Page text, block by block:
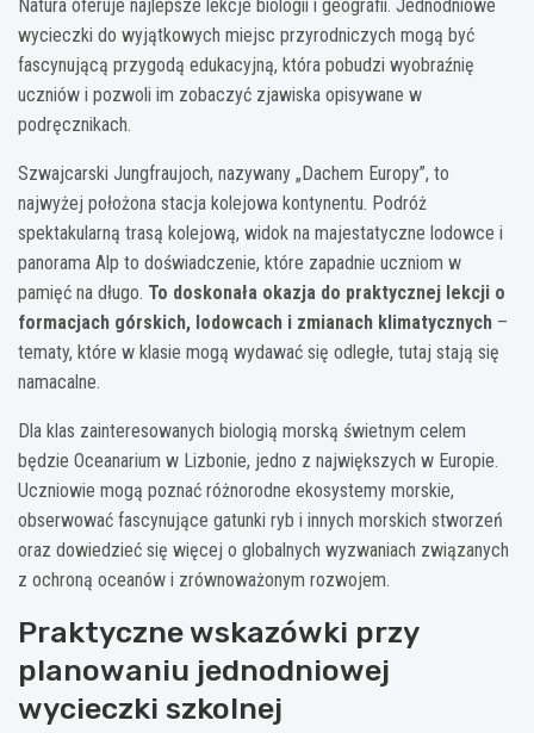
Natura oferuje najlepsze lekcje biologii i geografii. Jednodniowe
wycieczki do wyjątkowych miejsc przyrodniczych mogą być
fascynującą przygodą edukacyjną, która pobudzi wyobraźnię
uczniów i pozwoli im zobaczyć zjawiska opisywane w
podręcznikach.
Szwajcarski Jungfraujoch, nazywany „Dachem Europy”, to
najwyżej położona stacja kolejowa kontynentu. Podróż
spektakularną trasą kolejową, widok na majestatyczne lodowce i
panorama Alp to doświadczenie, które zapadnie uczniom w
pamięć na długo. To doskonała okazja do praktycznej lekcji o
formacjach górskich, lodowcach i zmianach klimatycznych –
tematy, które w klasie mogą wydawać się odległe, tutaj stają się
namacalne.
Dla klas zainteresowanych biologią morską świetnym celem
będzie Oceanarium w Lizbonie, jedno z największych w Europie.
Uczniowie mogą poznać różnorodne ekosystemy morskie,
obserwować fascynujące gatunki ryb i innych morskich stworzeń
oraz dowiedzieć się więcej o globalnych wyzwaniach związanych
z ochroną oceanów i zrównoważonym rozwojem.
Praktyczne wskazówki przy
planowaniu jednodniowej
wycieczki szkolnej